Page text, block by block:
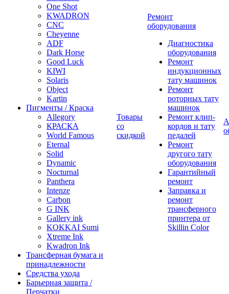
One Shot
KWADRON
CNC
Cheyenne
ADF
Dark Horse
Good Luck
KIWI
Solaris
Object
Kartin
Пигменты / Краска
Allegory
КРАСКА
World Famous
Eternal
Solid
Dynamic
Nocturnal
Panthera
Intenze
Carbon
G INK
Gallery ink
KOKKAI Sumi
Xtreme Ink
Kwadron Ink
Трансферная бумага и
принадлежности
Средства ухода
Барьерная защита /
Перчатки
Товары
со
скидкой
Ремонт
оборудования
Диагностика
оборудования
Ремонт
индукционных
тату машинок
Ремонт
роторных тату
машинок
Ремонт клип-
кордов и тату
педалей
Ремонт
другого тату
оборудования
Гарантийный
ремонт
Заправка и
ремонт
трансферного
принтера от
Skillin Color